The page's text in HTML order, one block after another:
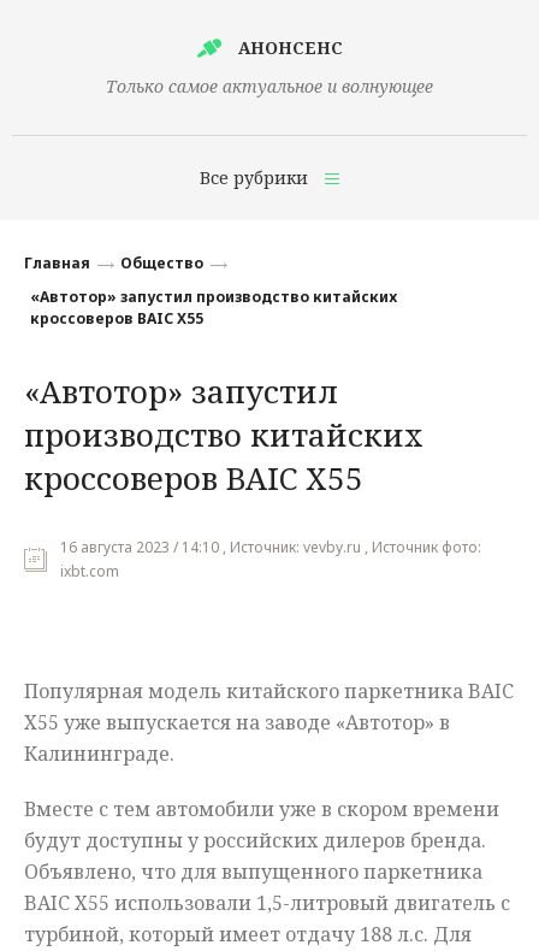
АНОНСЕНС
Только самое актуальное и волнующее
Все рубрики
Финансы
Наука
Культура
Общество
Мнения
Главная
Общество
«Автотор» запустил производство китайских
кроссоверов BAIC X55
«Автотор» запустил
производство китайских
кроссоверов BAIC X55
16 августа 2023 / 14:10 , Источник: vevby.ru , Источник фото:
ixbt.com
Популярная модель китайского паркетника BAIC
X55 уже выпускается на заводе «Автотор» в
Калининграде.
Вместе с тем автомобили уже в скором времени
будут доступны у российских дилеров бренда.
Объявлено, что для выпущенного паркетника
BAIC X55 использовали 1,5-литровый двигатель с
турбиной, который имеет отдачу 188 л.с. Для